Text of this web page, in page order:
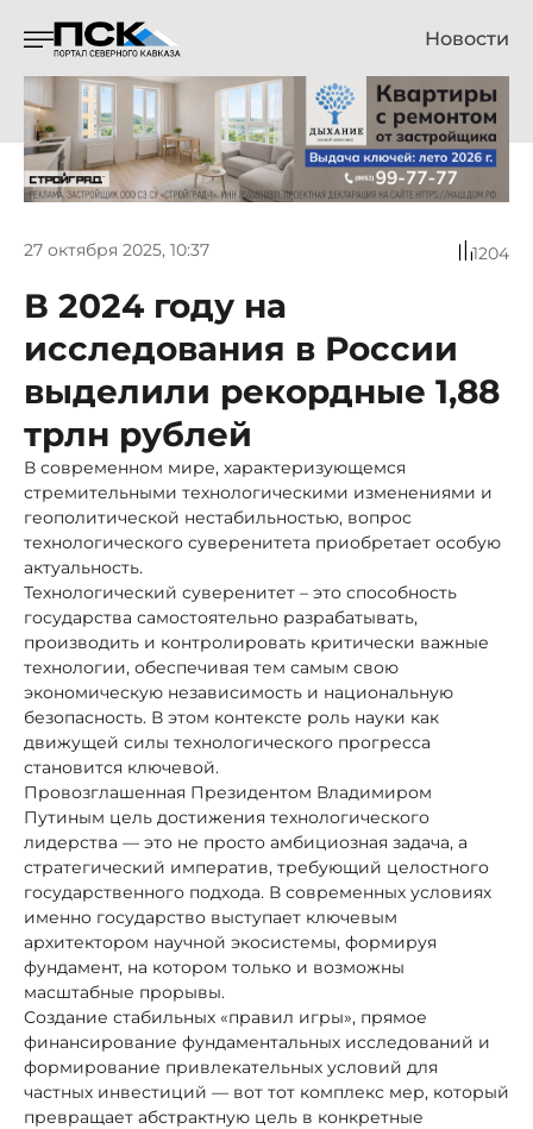
Новости
27 октября 2025, 10:37 1204
В 2024 году на
исследования в России
выделили рекордные 1,88
трлн рублей
В современном мире, характеризующемся
стремительными технологическими изменениями и
геополитической нестабильностью, вопрос
технологического суверенитета приобретает особую
актуальность.
Технологический суверенитет – это способность
государства самостоятельно разрабатывать,
производить и контролировать критически важные
технологии, обеспечивая тем самым свою
экономическую независимость и национальную
безопасность. В этом контексте роль науки как
движущей силы технологического прогресса
становится ключевой.
Провозглашенная Президентом Владимиром
Путиным цель достижения технологического
лидерства — это не просто амбициозная задача, а
стратегический императив, требующий целостного
государственного подхода. В современных условиях
именно государство выступает ключевым
архитектором научной экосистемы, формируя
фундамент, на котором только и возможны
масштабные прорывы.
Создание стабильных «правил игры», прямое
финансирование фундаментальных исследований и
формирование привлекательных условий для
частных инвестиций — вот тот комплекс мер, который
превращает абстрактную цель в конкретные